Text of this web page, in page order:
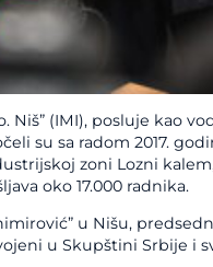
Niš” (IMI), posluje kao
su sa radom 2017.
zoni Lozni
oko 17.000 radnika.
u Nišu,
u Skupštini Srbije i